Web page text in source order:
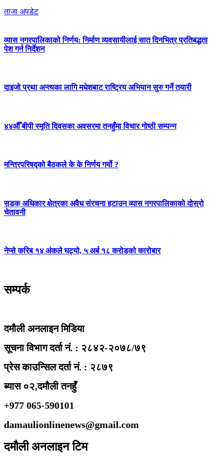
ताजा अपडेट
व्यास नगरपालिकाको निर्णय: निर्माण व्यवसायीलाई सात दिनभित्र प्रतिबद्धता
पेश गर्न निर्देशन
दाइजो प्रथा अन्त्यका लागि मधेशबाट राष्ट्रिय अभियान सुरु गर्ने तयारी
४४औँ बीपी स्मृति दिवसका अवसरमा तनहुँमा विचार गोष्ठी सम्पन्न
मन्त्रिपरिषद्को बैठकले के के निर्णय गर्यो ?
सडक अधिकार क्षेत्रका अवैध संरचना हटाउन व्यास नगरपालिकाको दोस्रो
चेतावनी
नेप्से करिब १४ अंकले घट्यो, ५ अर्ब १८ करोडको कारोबार
सम्पर्क
दमौली अनलाइन मिडिया
सूचना विभाग दर्ता नं. : २८४२-२०७८/७९
प्रेस काउन्सिल दर्ता नं. : २८७९
ब्यास ०२,दमौली तनहुँ
+977 065-590101
damaulionlinenews@gmail.com
दमौली अनलाइन टिम